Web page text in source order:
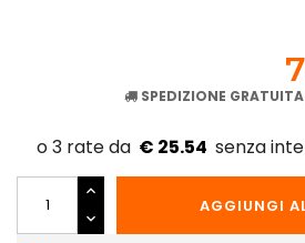
SPEDIZIONE GRATUITA
€ 25.54
AGGIUNGI